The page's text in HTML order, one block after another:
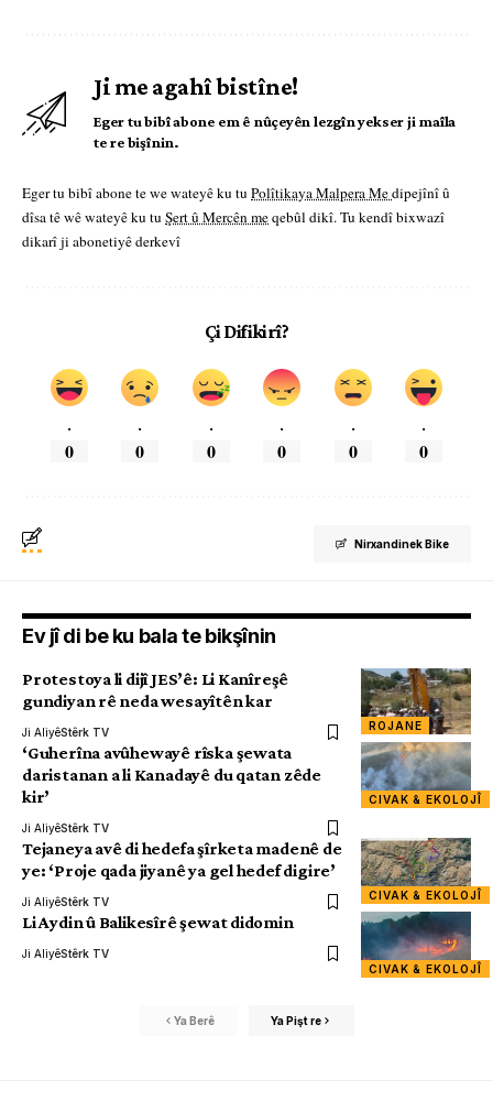
Ji me agahî bistîne!
Eger tu bibî abone em ê nûçeyên lezgîn yekser ji maîla
te re bişînin.
Eger tu bibî abone te we wateyê ku tu Polîtikaya Malpera Medipejînî û
dîsa tê wê wateyê ku tu Şert û Mercên meqebûl dikî. Tu kendî bixwazî
dikarî ji abonetiyê derkevî
Çi Difikirî?
.
0
.
0
.
0
.
0
.
0
.
0
Nirxandinek Bike
Ev jî di be ku bala te bikşînin
ROJANE
Protestoya li dijî JES’ê: Li Kanîreşê
gundiyan rê neda wesayîtên kar
Ji AliyêStêrk TV
CIVAK & EKOLOJÎ
‘Guherîna avûhewayê rîska şewata
daristanan a li Kanadayê du qatan zêde
kir’
Ji AliyêStêrk TV
CIVAK & EKOLOJÎ
Tejaneya avê di hedefa şîrketa madenê de
ye: ‘Proje qada jiyanê ya gel hedef digire’
Ji AliyêStêrk TV
CIVAK & EKOLOJÎ
Li Aydin û Balikesîrê şewat didomin
Ji AliyêStêrk TV
Ya Berê Ya Pişt re